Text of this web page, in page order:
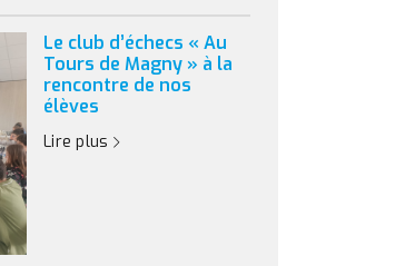
Le club d’échecs « Au
Tours de Magny » à la
rencontre de nos
élèves
Lire plus